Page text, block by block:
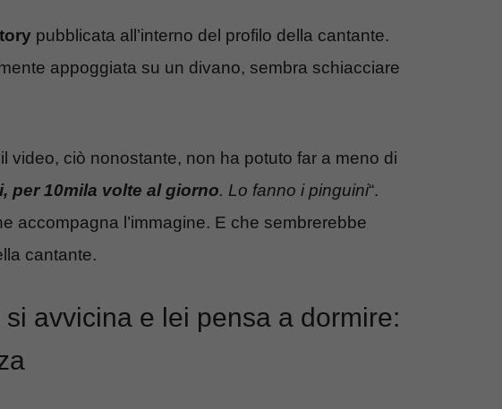
pubblicata all’interno del profilo della cantante.
appoggiata su un divano, sembra schiacciare
video, ciò nonostante, non ha potuto far a meno di
per 10mila volte al giorno. Lo fanno i pinguini“.
accompagna l’immagine. E che sembrerebbe
cantante.
avvicina e lei pensa a dormire: